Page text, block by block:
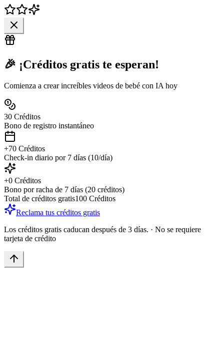
🎉 ¡Créditos gratis te esperan!
Comienza a crear increíbles videos de bebé con IA hoy
30 Créditos
Bono de registro instantáneo
+70 Créditos
Check-in diario por 7 días (10/día)
+0 Créditos
Bono por racha de 7 días (20 créditos)
Total de créditos gratis100 Créditos
Reclama tus créditos gratis
Los créditos gratis caducan después de 3 días. · No se requiere
tarjeta de crédito